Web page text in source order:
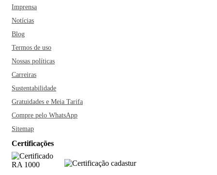
Imprensa
Notícias
Blog
Termos de uso
Nossas políticas
Carreiras
Sustentabilidade
Gratuidades e Meia Tarifa
Compre pelo WhatsApp
Sitemap
Certificações